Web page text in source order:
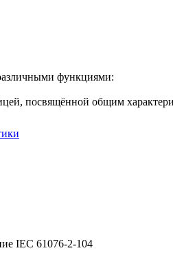
функциями:
посвящённой общим
IEC 61076-2-104